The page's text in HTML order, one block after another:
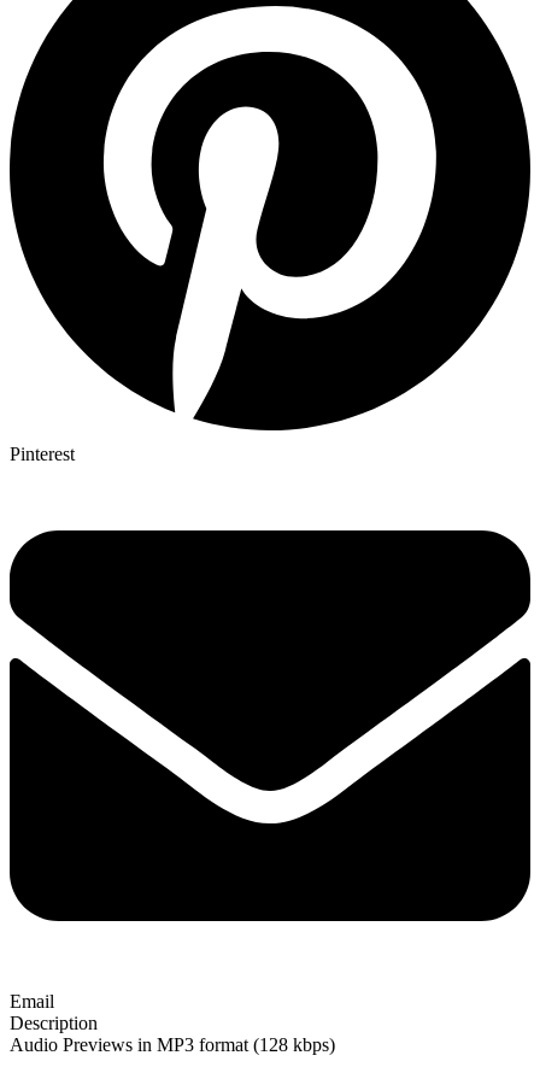
Pinterest
Email
Description
Audio Previews in MP3 format (128 kbps)